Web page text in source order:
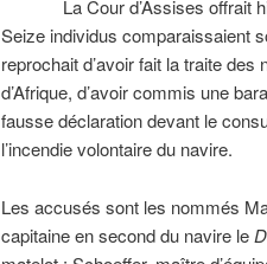
La Cour d’Assises offrait hier
Seize individus comparaissaient
reprochait d’avoir fait la traite
d’Afrique, d’avoir commis une
fausse déclaration devant le
l’incendie volontaire du navire.
Les accusés sont les nommés
capitaine en second du navire le